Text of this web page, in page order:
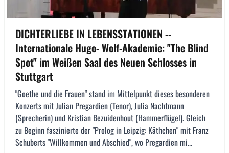
DICHTERLIEBE IN LEBENSSTATIONEN --
Internationale Hugo- Wolf-Akademie: "The Blind
Spot" im Weißen Saal des Neuen Schlosses in
Stuttgart
"Goethe und die Frauen" stand im Mittelpunkt dieses besonderen
Konzerts mit Julian Pregardien (Tenor), Julia Nachtmann
(Sprecherin) und Kristian Bezuidenhout (Hammerflügel). Gleich
zu Beginn faszinierte der "Prolog in Leipzig: Käthchen" mit Franz
Schuberts "Willkommen und Abschied", wo Pregardien mi...